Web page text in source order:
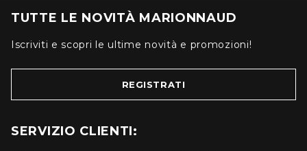
TUTTE LE NOVITÀ MARIONNAUD
Iscriviti e scopri le ultime novità e promozioni!
REGISTRATI
SERVIZIO CLIENTI: